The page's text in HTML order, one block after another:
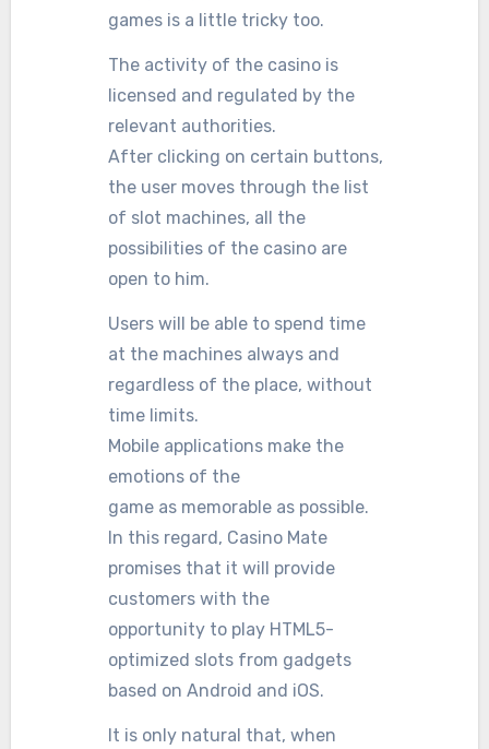
games is a little tricky too.
The activity of the casino is
licensed and regulated by the
relevant authorities.
After clicking on certain buttons,
the user moves through the list
of slot machines, all the
possibilities of the casino are
open to him.
Users will be able to spend time
at the machines always and
regardless of the place, without
time limits.
Mobile applications make the
emotions of the
game as memorable as possible.
In this regard, Casino Mate
promises that it will provide
customers with the
opportunity to play HTML5-
optimized slots from gadgets
based on Android and iOS.
It is only natural that, when